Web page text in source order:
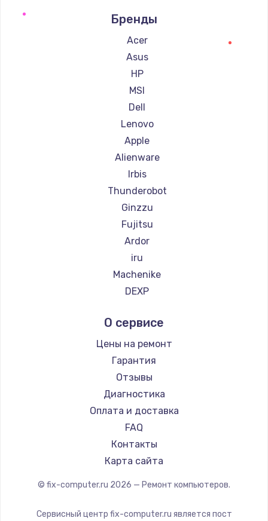
Ремонт компьютеров Intel
Ремонт компьютеров Beelink
Ремонт компьютеров CHUWI
Бренды
Acer
Asus
HP
MSI
Dell
Lenovo
Apple
Alienware
Irbis
Thunderobot
Ginzzu
Fujitsu
Ardor
iru
Machenike
DEXP
Intel
Beelink
CHUWI
О сервисе
Цены на ремонт
Гарантия
Отзывы
Диагностика
Оплата и доставка
FAQ
Контакты
Карта сайта
© fix-computer.ru 2026 — Ремонт компьютеров.
Сервисный центр fix-computer.ru является пост